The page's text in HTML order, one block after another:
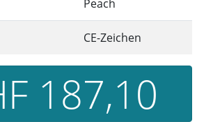
Peach
CE-Zeichen
187,10